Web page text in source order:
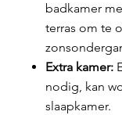
badkamer
terras om te
Extra kamer:
nodig, kan
slaapkamer.